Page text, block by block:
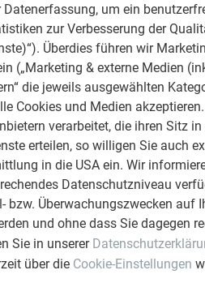
um ein
zur Verbesserung der
Überdies führen wir
(„Marketing & externe Medien
die jeweils ausgewählten
Cookies und Medien
verarbeitet, die ihren Sitz in
erteilen, so willigen Sie auch
in die USA ein. Wir
Datenschutzniveau
bzw. Überwachungszwecken auf
und ohne dass Sie dagegen
Sie in unserer
über die Cookie-Einstellungen